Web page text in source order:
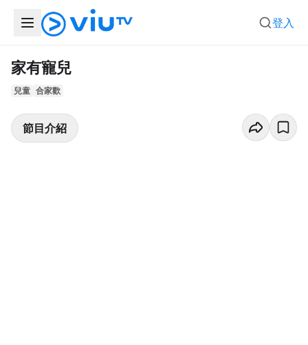
登入
家有寵兒
兒童 合家歡
節目介紹